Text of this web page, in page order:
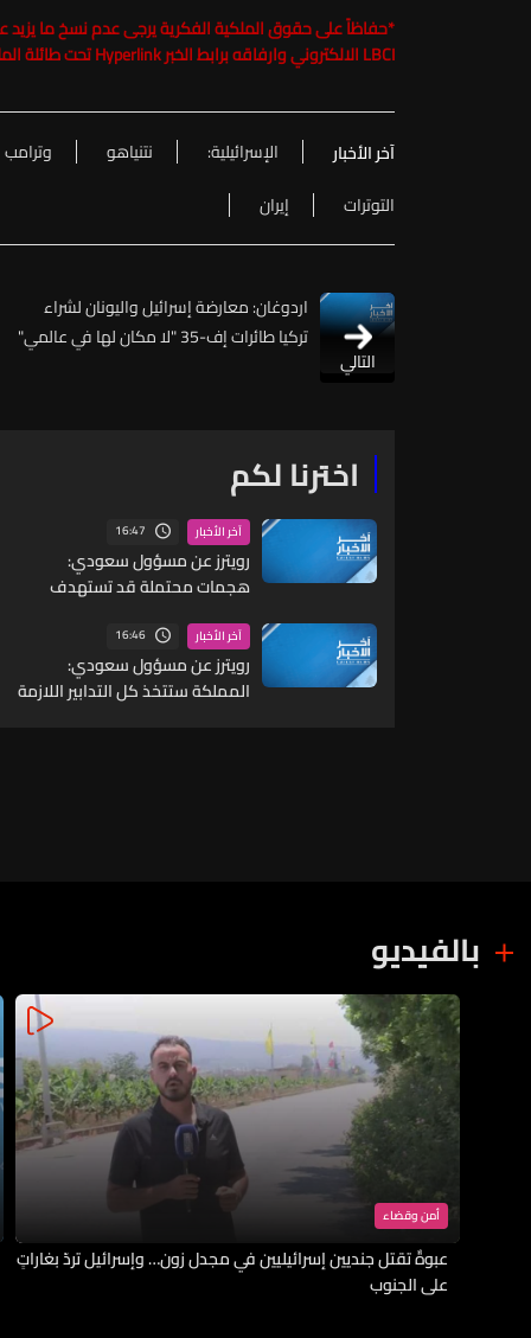
*
LBCI الالكتروني وارفاقه برابط الخبر Hyperlink تحت طائلة الملاحقة القانونية
آخر الأخبار الإسرائيلية: نتنياهو وترامب
التوترات
إيران
التالي
اردوغان: معارضة إسرائيل واليونان لشراء
تركيا طائرات إف-35 "لا مكان لها في عالمي"
اخترنا لكم
آخر الأخبار 16:47
رويترز عن مسؤول سعودي:
هجمات محتملة قد تستهدف
يشمل البنية التحتية للطاقة
والموانئ والمطارات
آخر الأخبار 16:46
رويترز عن مسؤول سعودي:
المملكة ستتخذ كل التدابير اللازمة
بالفيديو
أمن وقضاء
عبوةٌ تقتل جنديين إسرائيليين في مجدل زون… وإسرائيل تردّ بغاراتٍ
على الجنوب